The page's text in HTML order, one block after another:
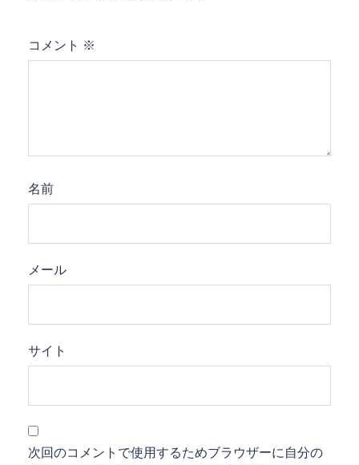
コメント ※
名前
メール
サイト
次回のコメントで使用するためブラウザーに自分の